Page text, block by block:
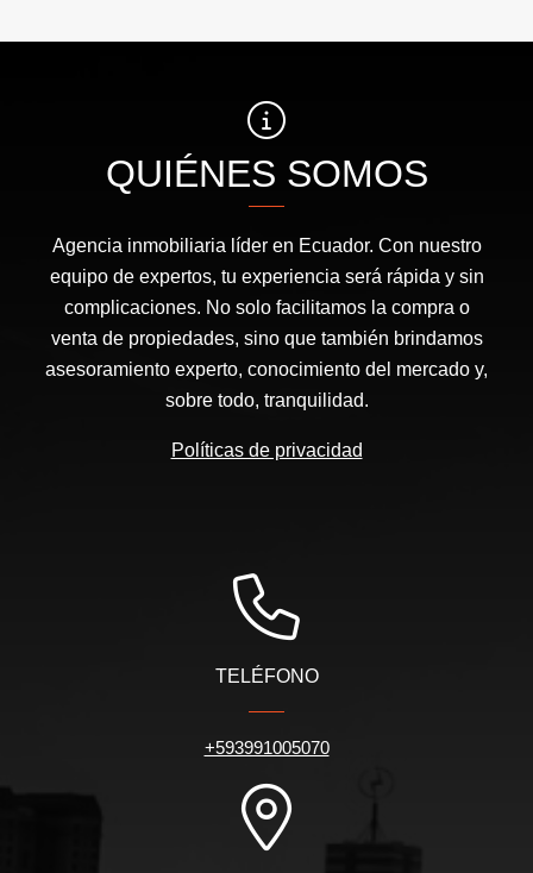
QUIÉNES SOMOS
Agencia inmobiliaria líder en Ecuador. Con nuestro
equipo de expertos, tu experiencia será rápida y sin
complicaciones. No solo facilitamos la compra o
venta de propiedades, sino que también brindamos
asesoramiento experto, conocimiento del mercado y,
sobre todo, tranquilidad.
Políticas de privacidad
TELÉFONO
+593991005070